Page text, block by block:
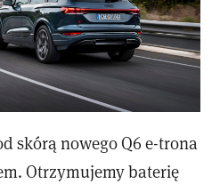
skórą nowego Q6 e-trona
Otrzymujemy baterię